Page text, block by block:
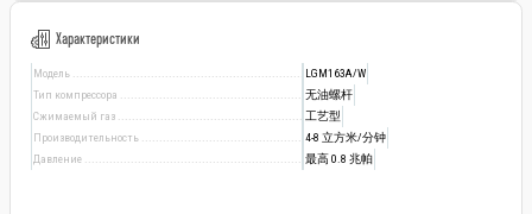
Характеристики
Модель
LGM163A/W
Тип компрессора
无油螺杆
Сжимаемый газ
工艺型
Производительность
4-8 立方米/分钟
Давление
最高 0.8 兆帕